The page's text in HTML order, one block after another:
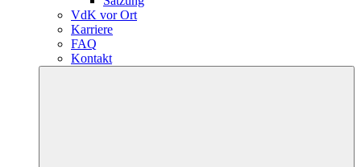
VdK vor Ort
Karriere
FAQ
Kontakt